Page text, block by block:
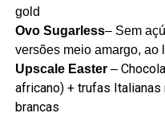
gold
Ovo Sugarless– Sem
versões meio amargo, ao
Upscale Easter –
africano) + trufas
brancas